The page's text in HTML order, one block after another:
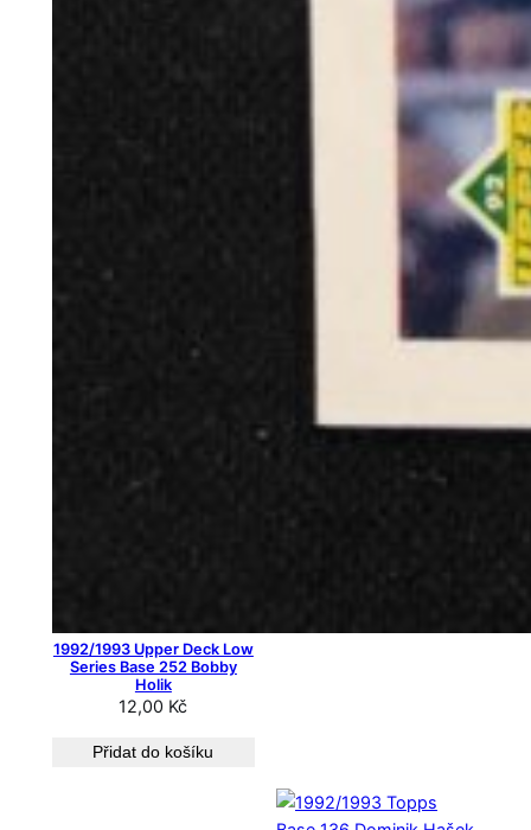
1992/1993 Upper Deck Low
Series Base 252 Bobby
Holik
12,00 Kč
Přidat do košíku